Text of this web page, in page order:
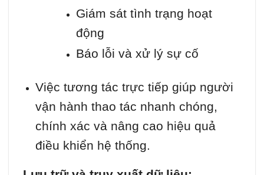
Giám sát tình trạng hoạt
động
Báo lỗi và xử lý sự cố
Việc tương tác trực tiếp giúp người
vận hành thao tác nhanh chóng,
chính xác và nâng cao hiệu quả
điều khiển hệ thống.